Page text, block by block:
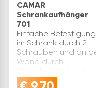
CAMAR
Schrankaufhänger
701
Einfache Befestigung
im Schrank durch 2
Schrauben und an
Wand durch
Tragkraft:Die